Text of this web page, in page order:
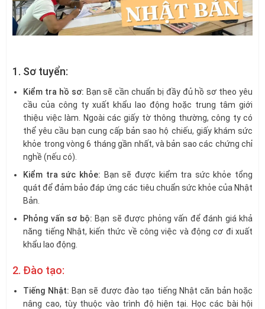
1. Sơ tuyển:
Kiểm tra hồ sơ: Bạn sẽ cần chuẩn bị đầy đủ hồ sơ theo yêu
cầu của công ty xuất khẩu lao động hoặc trung tâm giới
thiệu việc làm. Ngoài các giấy tờ thông thường, công ty có
thể yêu cầu bạn cung cấp bản sao hộ chiếu, giấy khám sức
khỏe trong vòng 6 tháng gần nhất, và bản sao các chứng chỉ
nghề (nếu có).
Kiểm tra sức khỏe: Bạn sẽ được kiểm tra sức khỏe tổng
quát để đảm bảo đáp ứng các tiêu chuẩn sức khỏe của Nhật
Bản.
Phỏng vấn sơ bộ: Bạn sẽ được phỏng vấn để đánh giá khả
năng tiếng Nhật, kiến thức về công việc và động cơ đi xuất
khẩu lao động.
2. Đào tạo:
Tiếng Nhật: Bạn sẽ được đào tạo tiếng Nhật căn bản hoặc
nâng cao, tùy thuộc vào trình độ hiện tại. Học các bài hội